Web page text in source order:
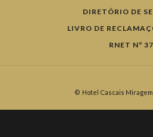
DIRETÓRIO DE
LIVRO DE
RNET Nº
© Hotel Cascais